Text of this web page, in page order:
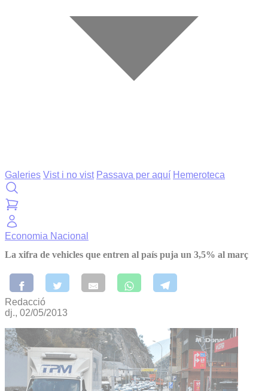
Galeries Vist i no vist Passava per aquí Hemeroteca
Economia Nacional
La xifra de vehicles que entren al país puja un 3,5% al març
Redacció
dj., 02/05/2013